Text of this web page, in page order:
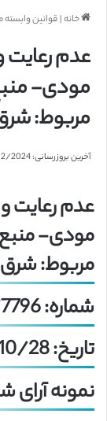
خانه|قوانین وابسته
عدم
مودی-
مربوط:
آخرین بروزرسانی: 31/12/2024
عدم رعایت
مودی-
مربوط: شرق
شماره: 201/7796
تاریخ: 1382/10/28
نمونه